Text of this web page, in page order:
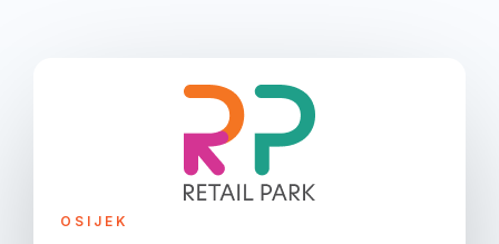
OSIJEK